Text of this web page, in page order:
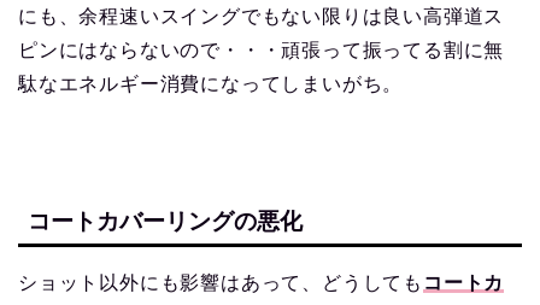
にも、余程速いスイングでもない限りは良い高弾道ス
ピンにはならないので・・・頑張って振ってる割に無
駄なエネルギー消費になってしまいがち。
コートカバーリングの悪化
ショット以外にも影響はあって、どうしても コートカ